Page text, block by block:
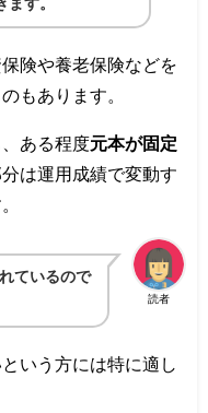
ます。
険や養老保険などを
のもあります。
ある程度元本が固定
は運用成績で変動す
読者
ているので
いう方には特に適し